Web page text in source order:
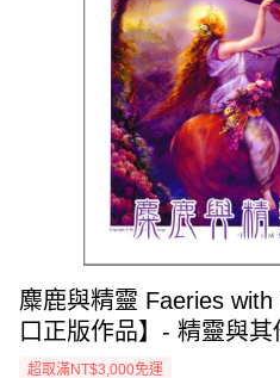
麋鹿與精靈 Faeries
口正版作品】- 精靈與其
超取滿NT$3,000免運